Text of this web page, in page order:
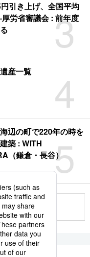
3
引き上げ、全国平均
労省審議会 : 前年度
4
産一覧
5
辺の町で220年の時を
築 : WITH
（鎌倉・長谷）